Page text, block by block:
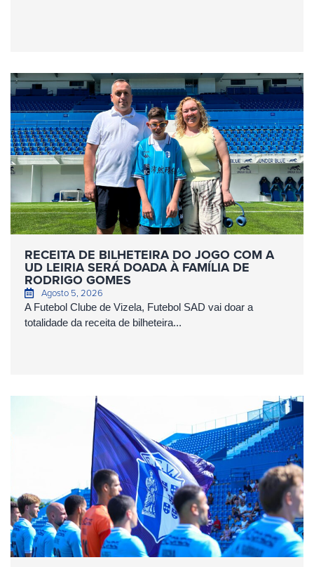
RECEITA DE BILHETEIRA DO JOGO COM A
UD LEIRIA SERÁ DOADA À FAMÍLIA DE
RODRIGO GOMES
Agosto 5, 2026
A Futebol Clube de Vizela, Futebol SAD vai doar a
totalidade da receita de bilheteira...